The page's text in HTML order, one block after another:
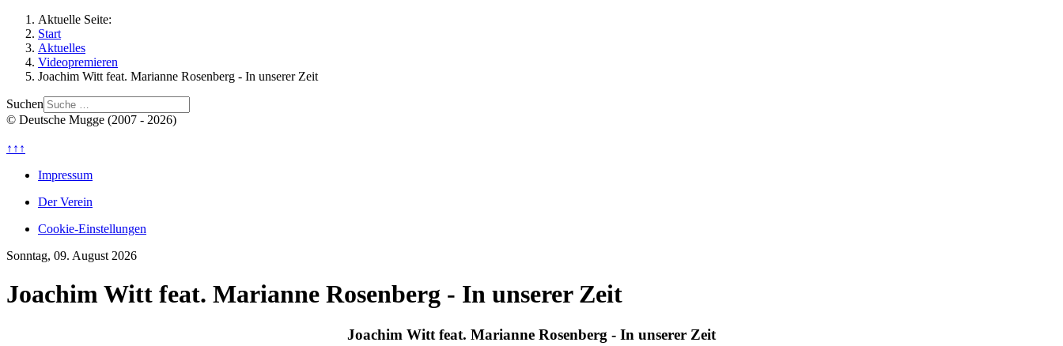
Aktuelle Seite:
Start
Aktuelles
Videopremieren
Joachim Witt feat. Marianne Rosenberg - In unserer Zeit
Suchen
© Deutsche Mugge (2007 - 2026)
↑↑↑
Impressum
Der Verein
Cookie-Einstellungen
Sonntag, 09. August 2026
Joachim Witt feat. Marianne Rosenberg - In unserer Zeit
Joachim Witt feat. Marianne Rosenberg - In unserer Zeit